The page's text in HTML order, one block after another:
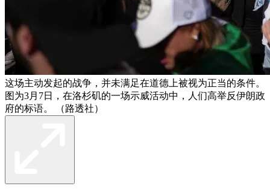
这场主动发起的战争，并未满足在道德上被视为正当的条件。
图为3月7日，在洛杉矶的一场示威活动中，人们高举反伊朗政
府的标语。 （路透社）